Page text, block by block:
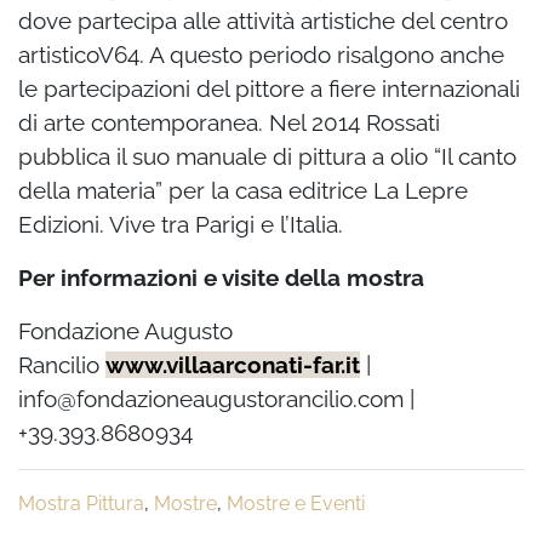
dove partecipa alle attività artistiche del centro
artisticoV64. A questo periodo risalgono anche
le partecipazioni del pittore a fiere internazionali
di arte contemporanea. Nel 2014 Rossati
pubblica il suo manuale di pittura a olio “Il canto
della materia” per la casa editrice La Lepre
Edizioni. Vive tra Parigi e l’Italia.
Per informazioni e visite della mostra
Fondazione Augusto
Rancilio www.villaarconati-far.it
info@fondazioneaugustorancilio.com
+39.393.8680934
Mostra Pittura, Mostre, Mostre e Eventi